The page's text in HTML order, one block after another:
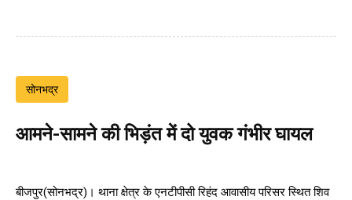
सोनभद्र
आमने-सामने की भिड़ंत में दो युवक गंभीर घायल
बीजपुर(सोनभद्र)। थाना क्षेत्र के एनटीपीसी रिहंद आवासीय परिसर स्थित शिव